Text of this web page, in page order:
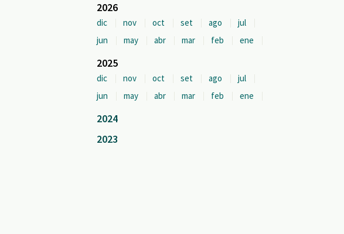
2026
dic nov oct set ago
jul
jun
may abr mar feb ene
2025
dic nov oct set ago
jul
jun
may abr mar feb ene
2024
2023